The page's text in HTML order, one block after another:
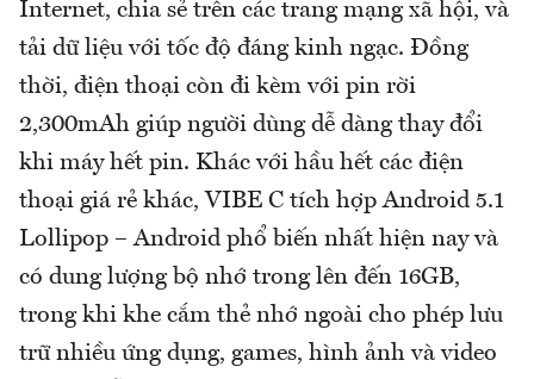
Internet, chia sẻ trên các trang mạng xã hội, và
tải dữ liệu với tốc độ đáng kinh ngạc. Đồng
thời, điện thoại còn đi kèm với pin rời
2,300mAh giúp người dùng dễ dàng thay đổi
khi máy hết pin. Khác với hầu hết các điện
thoại giá rẻ khác, VIBE C tích hợp Android 5.1
Lollipop – Android phổ biến nhất hiện nay và
có dung lượng bộ nhớ trong lên đến 16GB,
trong khi khe cắm thẻ nhớ ngoài cho phép lưu
trữ nhiều ứng dụng, games, hình ảnh và video